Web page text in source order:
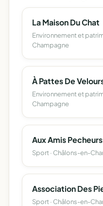
La Maison Du Chat
Environnement et
Champagne
À Pattes De
Environnement et
Champagne
Sport · Châlons-en-
Association Des
Sport · Châlons-en-